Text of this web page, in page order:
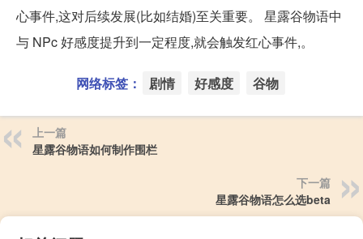
心事件,这对后续发展(比如结婚)至关重要。 星露谷物语中
与 NPc 好感度提升到一定程度,就会触发红心事件,。
网络标签： 剧情 好感度 谷物
上一篇
星露谷物语如何制作围栏
下一篇
星露谷物语怎么选beta